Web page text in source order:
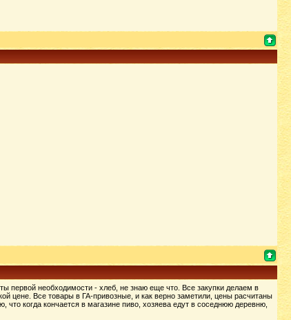
первой необходимости - хлеб, не знаю еще что. Все закупки делаем в
цене. Все товары в ГА-привозные, и как верно заметили, цены расчитаны
когда кончается в магазине пиво, хозяева едут в соседнюю деревню,